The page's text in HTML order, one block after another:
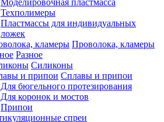
Моделировочная пластмасса
Техполимеры
Пластмассы для индивидуальных
ложек
Проволока, кламеры
Разное
Силиконы
Сплавы и припои
Для бюгельного протезирования
Для коронок и мостов
Припои